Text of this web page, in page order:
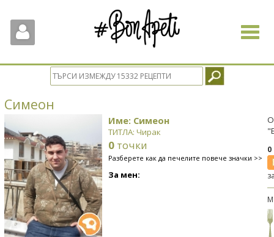
Toggle
Симеон
Име: Симеон
ТИТЛА: Чирак
0 точки
Разберете как да печелите повече значки >>
За мен: